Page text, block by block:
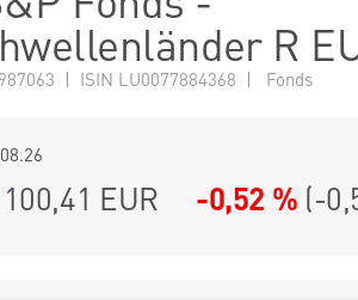
R
| ISIN LU0077884368 | Fonds
100,41 EUR -0,52 % (-